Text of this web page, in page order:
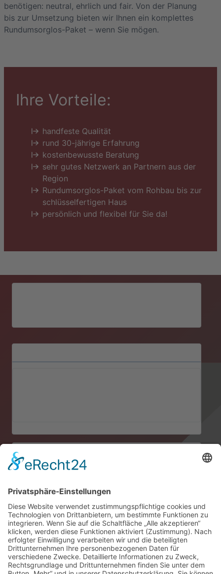
benötigen: neutral, ehrlich und fair. Von der Planung
bis zur Umsetzung bieten wir Ihnen ein komplettes
Rundumsorglos-Paket – wenn Sie mögen.
Ihre Vorteile:
handfeste Qualität
rund 30-jährige Erfahrung
kostenbewusste Beratung
sehr gutes Netzwerk an Partnern aus der
Region
Rundumsorglos-Paket vom Rohbau bis zur
schlüsselfertigen Haus
persönlich und flexibel für Sie da!
Kontaktieren Sie uns
info@baugeschaeft-peters.de
Rechtliche Links
Kontakt
Datenschutz